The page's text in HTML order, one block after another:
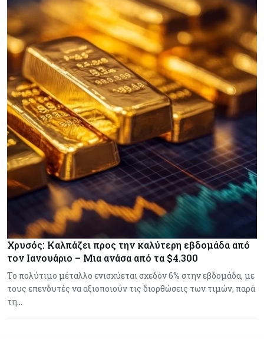
Χρυσός: Καλπάζει προς την καλύτερη εβδομάδα από
τον Ιανουάριο – Μια ανάσα από τα $4.300
Το πολύτιμο μέταλλο ενισχύεται σχεδόν 6% στην εβδομάδα, με
τους επενδυτές να αξιοποιούν τις διορθώσεις των τιμών, παρά
τη…